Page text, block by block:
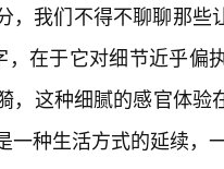
，我们不得不聊聊那些
，在于它对细节近乎
，这种细腻的感官体
一种生活方式的延续，